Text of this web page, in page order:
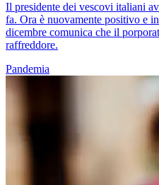
Il presidente dei vescovi italiani
fa. Ora è nuovamente positivo e
dicembre comunica che il
raffreddore.
Pandemia